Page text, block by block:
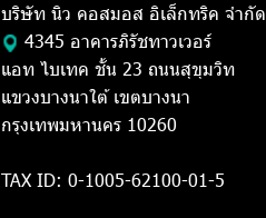
บริษัท นิว คอสมอส อิเล็กทริค จำกัด
4345 อาคารภิรัชทาวเวอร์
แอท ไบเทค ชั้น 23 ถนนสุขุมวิท
แขวงบางนาใต้ เขตบางนา
กรุงเทพมหานคร 10260
TAX ID: 0-1005-62100-01-5